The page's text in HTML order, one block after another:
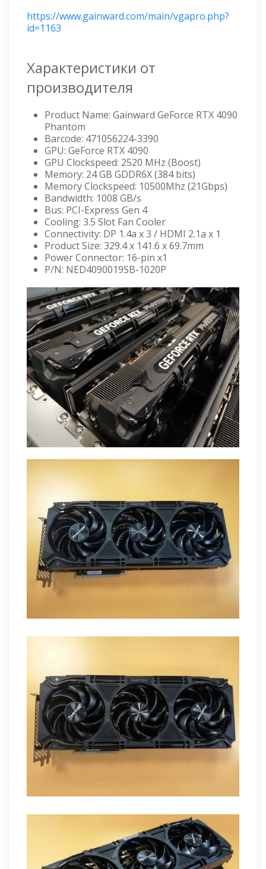
https://www.gainward.com/main/vgapro.php?
id=1163
Характеристики от
производителя
Product Name: Gainward GeForce RTX 4090
Phantom
Barcode: 471056224-3390
GPU: GeForce RTX 4090
GPU Clockspeed: 2520 MHz (Boost)
Memory: 24 GB GDDR6X (384 bits)
Memory Clockspeed: 10500Mhz (21Gbps)
Bandwidth: 1008 GB/s
Bus: PCI-Express Gen 4
Cooling: 3.5 Slot Fan Cooler
Connectivity: DP 1.4a x 3 / HDMI 2.1a x 1
Product Size: 329.4 x 141.6 x 69.7mm
Power Connector: 16-pin x1
P/N: NED4090019SB-1020P